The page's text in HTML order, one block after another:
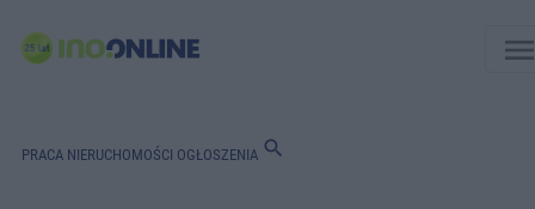
PRACA NIERUCHOMOŚCI OGŁOSZENIA search